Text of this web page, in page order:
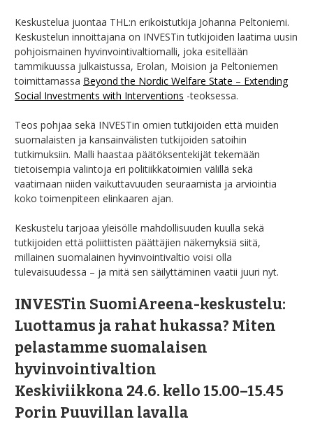
Keskustelua juontaa THL:n erikoistutkija Johanna Peltoniemi.
Keskustelun innoittajana on INVESTin tutkijoiden laatima uusin
pohjoismainen hyvinvointivaltiomalli, joka esitellään
tammikuussa julkaistussa, Erolan, Moision ja Peltoniemen
toimittamassa Beyond the Nordic Welfare State – Extending
Social Investments with Interventions -teoksessa.
Teos pohjaa sekä INVESTin omien tutkijoiden että muiden
suomalaisten ja kansainvälisten tutkijoiden satoihin
tutkimuksiin. Malli haastaa päätöksentekijät tekemään
tietoisempia valintoja eri politiikkatoimien välillä sekä
vaatimaan niiden vaikuttavuuden seuraamista ja arviointia
koko toimenpiteen elinkaaren ajan.
Keskustelu tarjoaa yleisölle mahdollisuuden kuulla sekä
tutkijoiden että poliittisten päättäjien näkemyksiä siitä,
millainen suomalainen hyvinvointivaltio voisi olla
tulevaisuudessa – ja mitä sen säilyttäminen vaatii juuri nyt.
INVESTin SuomiAreena-keskustelu:
Luottamus ja rahat hukassa? Miten
pelastamme suomalaisen
hyvinvointivaltion
Keskiviikkona 24.6. kello 15.00–15.45
Porin Puuvillan lavalla